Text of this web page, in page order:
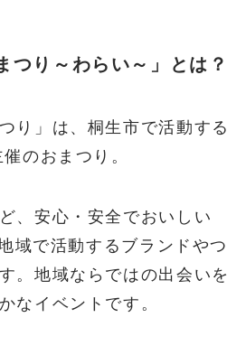
つり～わらい～」とは？
り」は、桐生市で活動する
のおまつり。
、安心・安全でおいしい
域で活動するブランドやつ
。地域ならではの出会いを
なイベントです。